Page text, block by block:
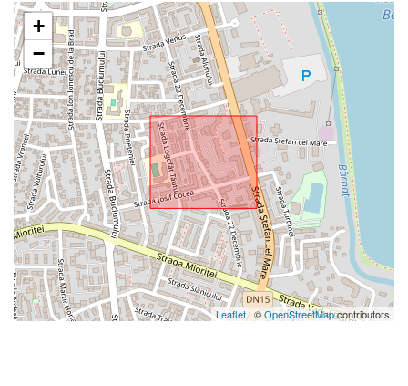
+
−
Leaflet| ©OpenStreetMapcontributors